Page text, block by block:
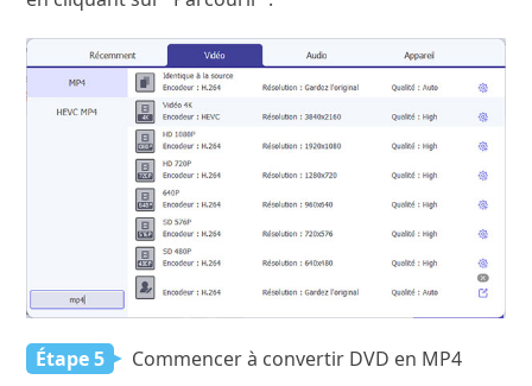
Étape 5 Commencer à convertir DVD en MP4